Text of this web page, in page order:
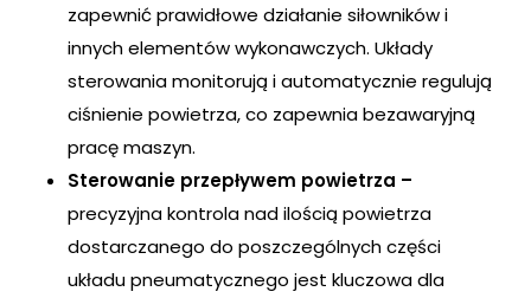
zapewnić prawidłowe działanie siłowników i
innych elementów wykonawczych. Układy
sterowania monitorują i automatycznie regulują
ciśnienie powietrza, co zapewnia bezawaryjną
pracę maszyn.
Sterowanie przepływem powietrza –
precyzyjna kontrola nad ilością powietrza
dostarczanego do poszczególnych części
układu pneumatycznego jest kluczowa dla